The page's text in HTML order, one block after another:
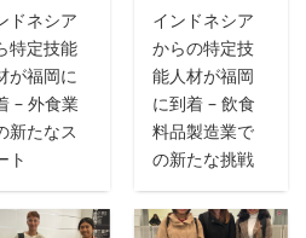
ドネシア
特定技能
が福岡に
– 外食業
新たなス
ト
インドネシア
からの特定技
能人材が福岡
に到着 – 飲食
料品製造業で
の新たな挑戦